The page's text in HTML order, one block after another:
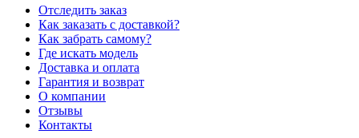
Отследить заказ
Как заказать с доставкой?
Как забрать самому?
Где искать модель
Доставка и оплата
Гарантия и возврат
О компании
Отзывы
Контакты